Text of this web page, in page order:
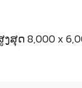
ດ 8,000 x